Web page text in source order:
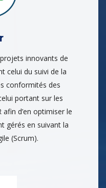
innovants de
celui du suivi de la
conformités des
portant sur les
d’en optimiser le
gérés en suivant la
(Scrum).